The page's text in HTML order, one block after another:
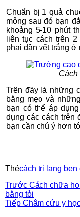
Chuẩn bị 1 quả
mỏng sau đó bạn
khoảng 5-10 phút
liên tục cách trên
phai dần vết trắng ở
Cách
Trên đây là những
bằng mẹo và
bạn có thể áp
dụng các cách trên
bạn cần chú ý hơn
Thẻcách trị lang ben
Trước Cách chữa
bằng tỏi
Tiếp Châm cứu y